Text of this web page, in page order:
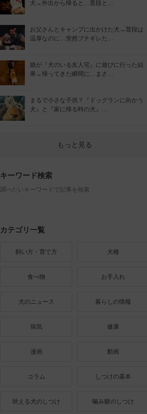
犬→外出から帰ると…普段と…
お父さんとキャンプに出かけた犬→普段は
温厚なのに…突然ブチギレた…
娘が『犬のいる友人宅』に遊びに行った結
果→帰ってきた瞬間に…まさ…
まるで小さな子供？『ドッグランに向かう
犬』と『家に帰る時の犬』…
もっと見る
キーワード検索
調べたいキーワードで記事を検索
カテゴリ一覧
飼い方・育て方 犬種
食べ物 お手入れ
犬のニュース 暮らしの情報
病気 健康
漫画 動画
コラム しつけの基本
吠える犬のしつけ 噛み癖のしつけ